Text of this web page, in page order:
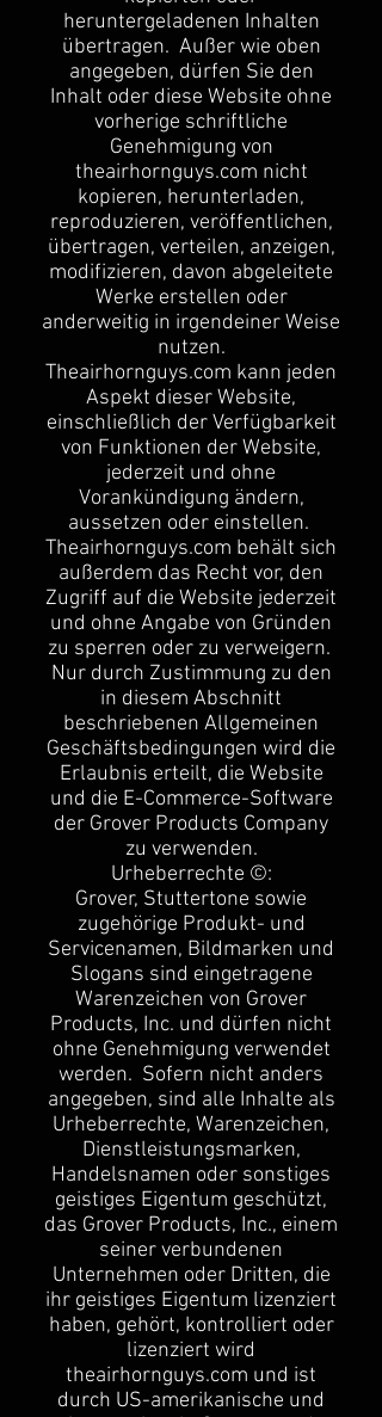
heruntergeladenen Inhalten
übertragen. Außer wie oben
angegeben, dürfen Sie den
Inhalt oder diese Website ohne
vorherige schriftliche
Genehmigung von
theairhornguys.com nicht
kopieren, herunterladen,
reproduzieren, veröffentlichen,
übertragen, verteilen, anzeigen,
modifizieren, davon abgeleitete
Werke erstellen oder
anderweitig in irgendeiner Weise
nutzen.
Theairhornguys.com kann jeden
Aspekt dieser Website,
einschließlich der Verfügbarkeit
von Funktionen der Website,
jederzeit und ohne
Vorankündigung ändern,
aussetzen oder einstellen.
Theairhornguys.com behält sich
außerdem das Recht vor, den
Zugriff auf die Website jederzeit
und ohne Angabe von Gründen
zu sperren oder zu verweigern.
Nur durch Zustimmung zu den
in diesem Abschnitt
beschriebenen Allgemeinen
Geschäftsbedingungen wird die
Erlaubnis erteilt, die Website
und die E-Commerce-Software
der Grover Products Company
zu verwenden.
Urheberrechte ©:
Grover, Stuttertone sowie
zugehörige Produkt- und
Servicenamen, Bildmarken und
Slogans sind eingetragene
Warenzeichen von Grover
Products, Inc. und dürfen nicht
ohne Genehmigung verwendet
werden. Sofern nicht anders
angegeben, sind alle Inhalte als
Urheberrechte, Warenzeichen,
Dienstleistungsmarken,
Handelsnamen oder sonstiges
geistiges Eigentum geschützt,
das Grover Products, Inc., einem
seiner verbundenen
Unternehmen oder Dritten, die
ihr geistiges Eigentum lizenziert
haben, gehört, kontrolliert oder
lizenziert wird
theairhornguys.com und ist
durch US-amerikanische und